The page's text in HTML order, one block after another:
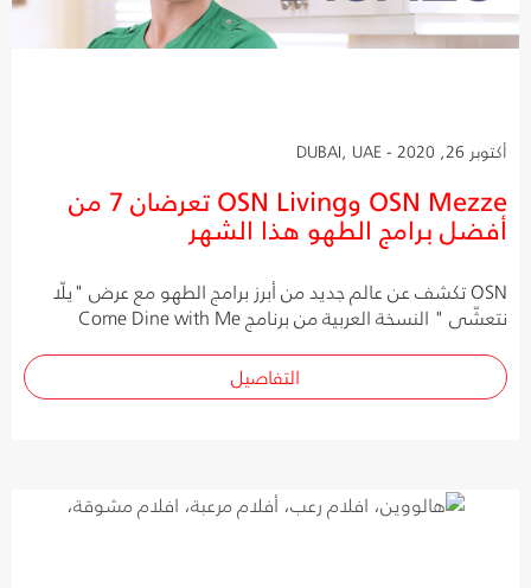
أكتوبر 26, 2020 - DUBAI, UAE
OSN Mezze وOSN Living تعرضان 7 من
أفضل برامج الطهو هذا الشهر
OSN تكشف عن عالم جديد من أبرز برامج الطهو مع عرض "يلّا
نتعشّى " النسخة العربية من برنامج Come Dine with Me
التفاصيل